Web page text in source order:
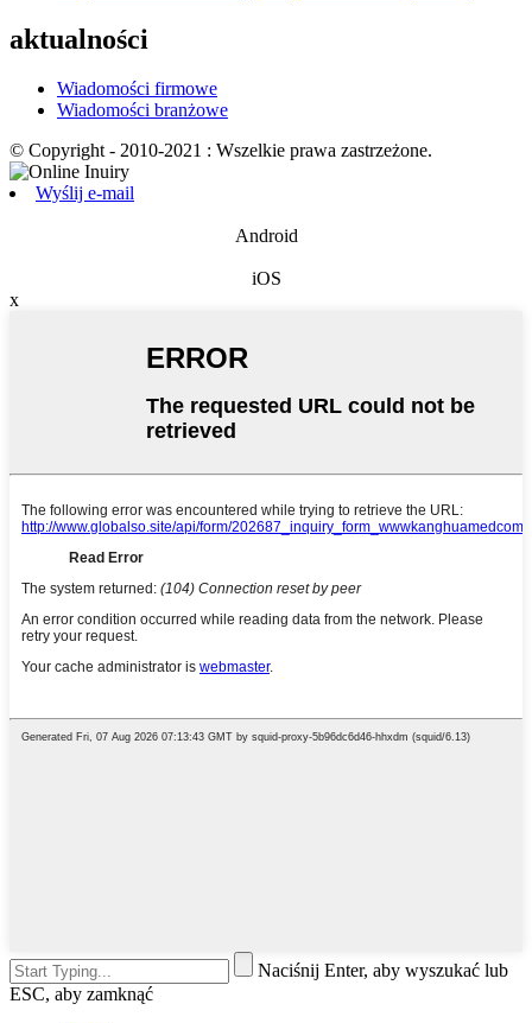
aktualności
Wiadomości firmowe
Wiadomości branżowe
© Copyright - 2010-2021 : Wszelkie prawa zastrzeżone.
Wyślij e-mail
Android
iOS
x
Naciśnij Enter, aby wyszukać lub
ESC, aby zamknąć